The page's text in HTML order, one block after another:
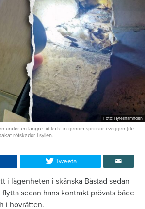
Foto: Hyresnämnden
under en längre tid läckt in genom sprickor i väggen (de
rötskador i syllen.
Tweeta
i lägenheten i skånska Båstad sedan
flytta sedan hans kontrakt prövats både
i hovrätten.